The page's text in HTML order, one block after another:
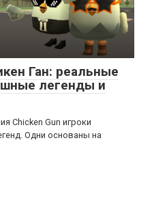
Ган: реальные
легенды и
Chicken Gun игроки
Одни основаны на